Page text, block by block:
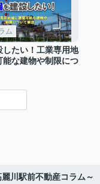
ム
したい！工業専用地
能な建物や制限につ
川駅前不動産コラム～